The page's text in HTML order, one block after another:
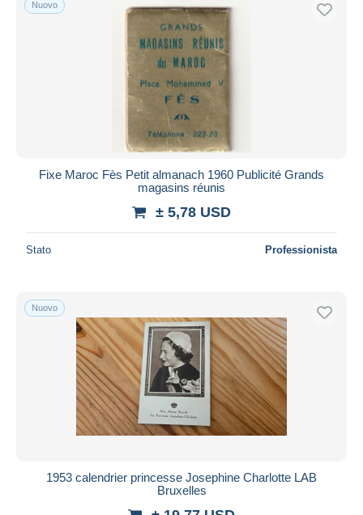
Nuovo
Fixe Maroc Fès Petit almanach 1960 Publicité Grands
magasins réunis
± 5,78 USD
Stato Professionista
Nuovo
1953 calendrier princesse Josephine Charlotte LAB
Bruxelles